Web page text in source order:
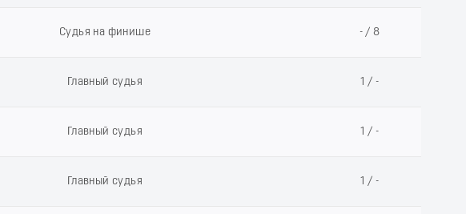
Судья на финише - / 8
Главный судья 1 / -
Главный судья 1 / -
Главный судья 1 / -